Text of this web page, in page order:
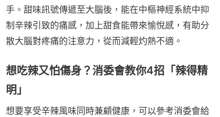
手。甜味訊號傳遞至大腦後，能在中樞神經系統中抑
制辛辣引致的痛感，加上甜食能帶來愉悅感，有助分
散大腦對疼痛的注意力，從而減輕灼熱不適。
想吃辣又怕傷身？消委會教你4招「辣得精
明」
想要享受辛辣風味同時兼顧健康，可以參考消委會給